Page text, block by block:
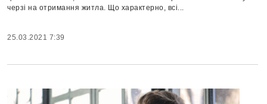
черзі на отримання житла. Що характерно, всі...
25.03.2021 7:39